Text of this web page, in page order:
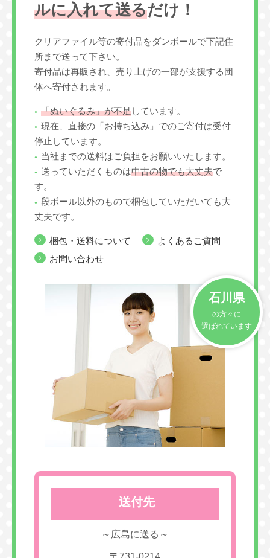
ルに入れて送るだけ！
クリアファイル等の寄付品をダンボールで下記住
所まで送って下さい。
寄付品は再販され、売り上げの一部が支援する団
体へ寄付されます。
「ぬいぐるみ」が不足しています。
現在、直接の「お持ち込み」でのご寄付は受付
停止しています。
当社までの送料はご負担をお願いいたします。
送っていただくものは中古の物でも大丈夫で
す。
段ボール以外のもので梱包していただいても大
丈夫です。
梱包・送料について
よくあるご質問
お問い合わせ
石川県
の方々に
選ばれています
送付先
～広島に送る～